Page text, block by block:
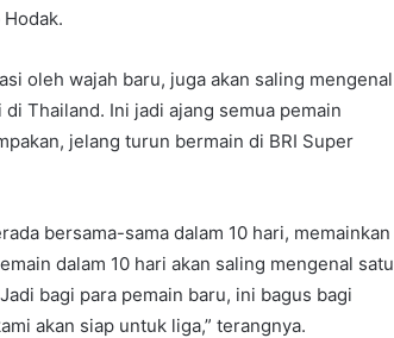
oleh wajah baru, juga akan saling mengenal
di Thailand. Ini jadi ajang semua pemain
jelang turun bermain di BRI Super
bersama-sama dalam 10 hari, memainkan
dalam 10 hari akan saling mengenal satu
bagi para pemain baru, ini bagus bagi
akan siap untuk liga,” terangnya.